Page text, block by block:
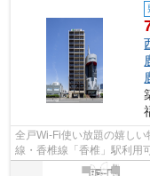
全戸Wi-Fi使い放題の嬉し
線・香椎線「香椎」駅利用
ちろん、大型量販店等便利